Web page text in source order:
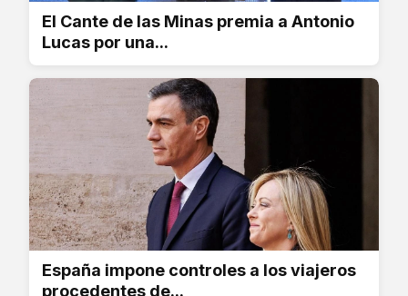
El Cante de las Minas premia a Antonio
Lucas por una...
España impone controles a los viajeros
procedentes de...